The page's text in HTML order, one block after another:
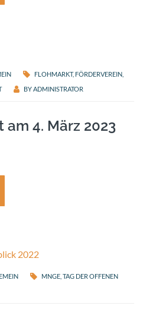
FLOHMARKT, FÖRDERVEREIN
BYADMINISTRATOR
4. März 2023
MNGE TAG DER OFFENEN